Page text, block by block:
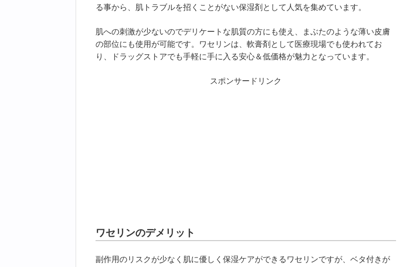
る事から、肌トラブルを招くことがない保湿剤として人気を集めています。
肌への刺激が少ないのでデリケートな肌質の方にも使え、まぶたのような薄い皮膚
の部位にも使用が可能です。ワセリンは、軟膏剤として医療現場でも使われてお
り、ドラッグストアでも手軽に手に入る安心＆低価格が魅力となっています。
スポンサードリンク
ワセリンのデメリット
副作用のリスクが少なく肌に優しく保湿ケアができるワセリンですが、ベタ付きが